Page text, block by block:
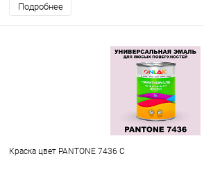
Подробнее
Краска цвет PANTONE 7436 C